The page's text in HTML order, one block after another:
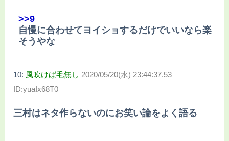
>>9
自慢に合わせてヨイショするだけでいいなら楽
そうやな
10: 風吹けば毛無し 2020/05/20(水) 23:44:37.53
ID:yuaIx68T0
三村はネタ作らないのにお笑い論をよく語る